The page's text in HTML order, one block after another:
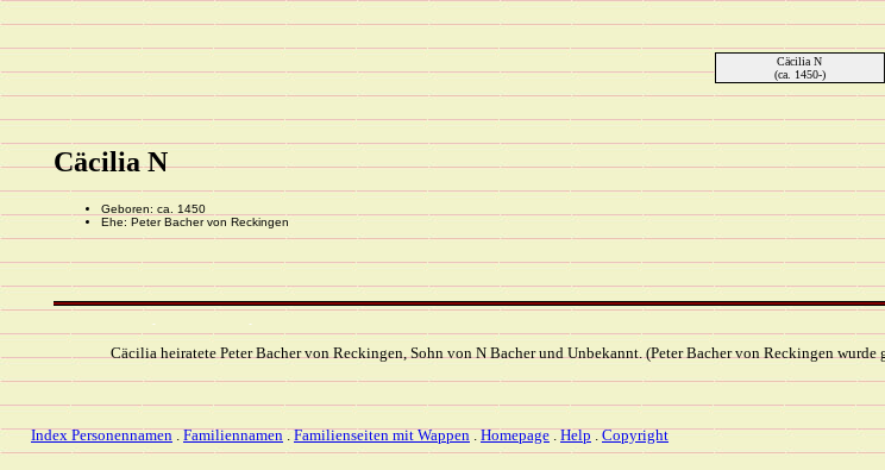
Cäcilia N
(ca. 1450-)
Cäcilia N
Geboren: ca. 1450
Ehe: Peter Bacher von Reckingen
Cäcilia heiratete Peter Bacher von Reckingen, Sohn von N Bacher und Unbekannt. (Peter Bacher von Reckingen
Index Personennamen.Familiennamen.Familienseiten mit Wappen.Homepage.Help.Copyright